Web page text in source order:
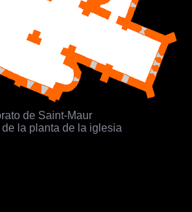
de Saint-Maur
la planta de la iglesia